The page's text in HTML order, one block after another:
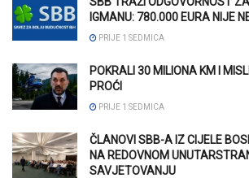
IGMANU: 780.000 EURA NIJE
PRIJE 1 SEDMICA
POKRALI 30 MILIONA KM I
PROĆI
PRIJE 1 SEDMICA
ČLANOVI SBB-A IZ CIJELE
NA REDOVNOM
SAVJETOVANJU